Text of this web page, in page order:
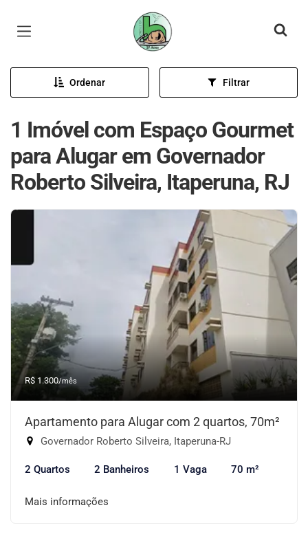
Página inicial
Ordenar Filtrar
1 Imóvel com Espaço Gourmet
para Alugar em Governador
Roberto Silveira, Itaperuna, RJ
R$ 1.300/mês
Apartamento para Alugar com 2 quartos, 70m²
Governador Roberto Silveira, Itaperuna-RJ
2 Quartos 2 Banheiros 1 Vaga 70 m²
Mais informações